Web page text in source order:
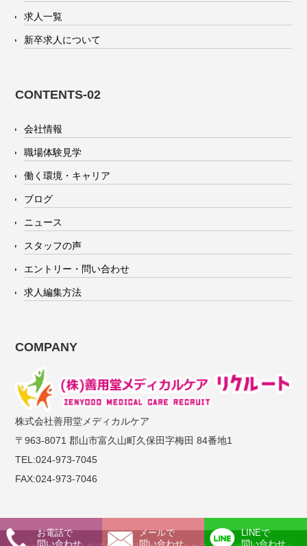
お電話で
問い合わせ
メールで
問い合わせ
LINEで
問い合わせ
求人一覧
新卒求人について
CONTENTS-02
会社情報
職場体験見学
働く環境・キャリア
ブログ
ニュース
スタッフの声
エントリー・問い合わせ
求人編集方法
COMPANY
株式会社善用堂メディカルケア
〒963-8071 郡山市富久山町久保田字梅田 84番地1
TEL:024-973-7045
FAX:024-973-7046